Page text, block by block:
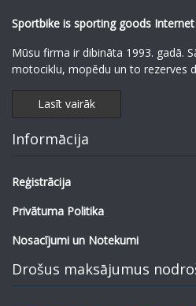
Sportbike is sporting goods
Mūsu firma ir dibināta 1993. gadā.
motociklu, mopēdu un to rezerves
Lasīt vairāk
Informācija
Reģistrācija
Privātuma Politika
Nosacījumi un Notekumi
Drošus maksājumus